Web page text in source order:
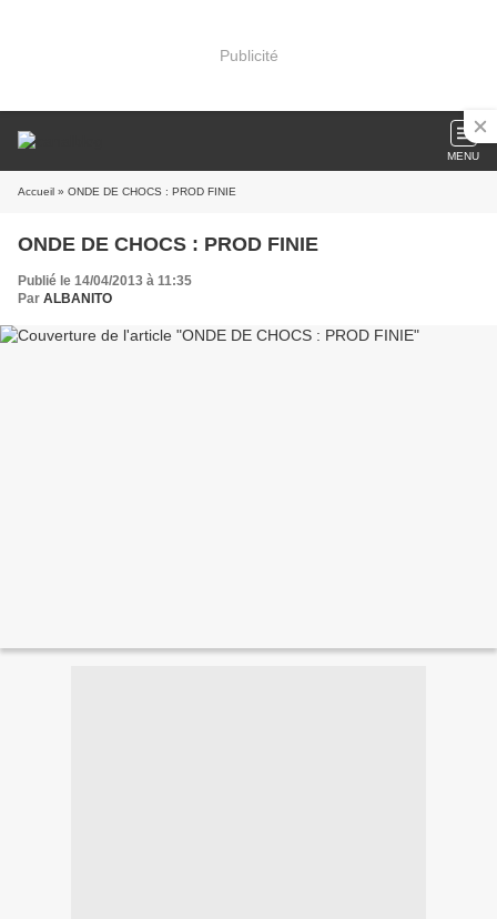
Publicité
MENU
Accueil » ONDE DE CHOCS : PROD FINIE
ONDE DE CHOCS : PROD FINIE
Publié le 14/04/2013 à 11:35
Par ALBANITO